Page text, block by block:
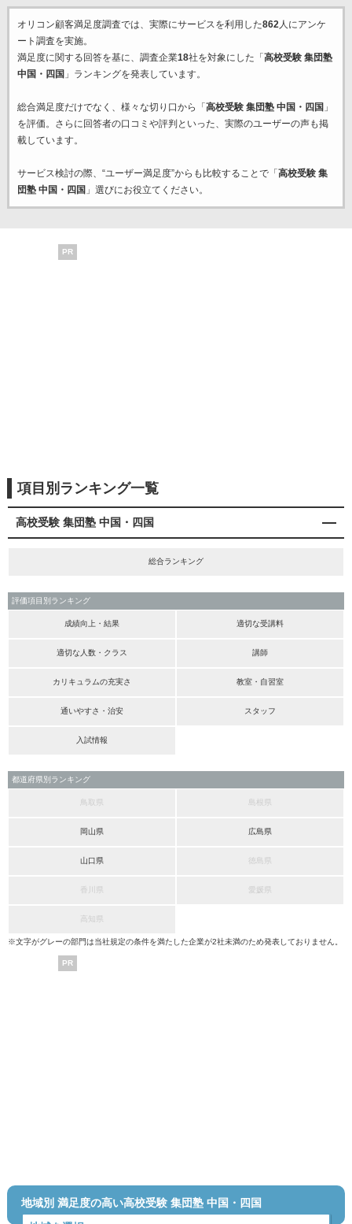
オリコン顧客満足度調査では、実際にサービスを利用した862人にアンケ
ート調査を実施。
満足度に関する回答を基に、調査企業18社を対象にした「 高校受験 集団塾
中国・四国 」ランキングを発表しています。
総合満足度だけでなく、様々な切り口から「 高校受験 集団塾 中国・四国 」
を評価。さらに回答者の口コミや評判といった、実際のユーザーの声も掲
載しています。
サービス検討の際、“ユーザー満足度”からも比較することで「 高校受験 集
団塾 中国・四国 」選びにお役立てください。
PR
項目別ランキング一覧
高校受験 集団塾 中国・四国
総合ランキング
評価項目別ランキング
成績向上・結果 適切な受講料
適切な人数・クラス 講師
カリキュラムの充実さ 教室・自習室
通いやすさ・治安 スタッフ
入試情報
都道府県別ランキング
鳥取県 島根県
岡山県 広島県
山口県 徳島県
香川県 愛媛県
高知県
※文字がグレーの部門は当社規定の条件を満たした企業が2社未満のため発表しておりません。
PR
地域別 満足度の高い高校受験 集団塾 中国・四国